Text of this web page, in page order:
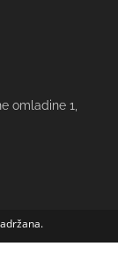
omladine 1,